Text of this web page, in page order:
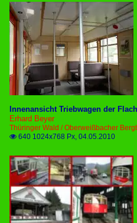
Innenansicht Triebwagen der
Erhard Beyer
Thüringer Wald / Oberweißbacher
 640 1024x768 Px, 04.05.2010